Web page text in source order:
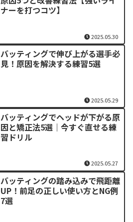
ナーを打つコツ】
2025.05.30
バッティングで伸び上がる選手必
見！原因を解決する練習5選
2025.05.29
バッティングでヘッドが下がる原
因と矯正法5選｜今すぐ直せる練
習ドリル
2025.05.27
バッティングの踏み込みで飛距離
UP！前足の正しい使い方とNG例
7選